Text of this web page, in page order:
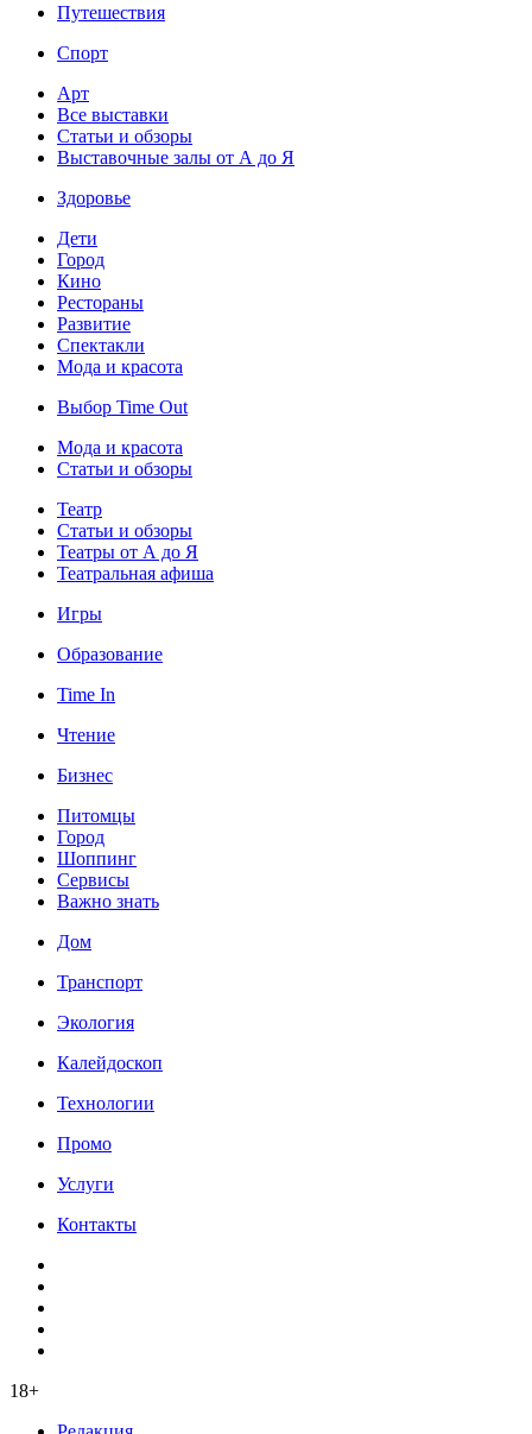
Путешествия
Спорт
Арт
Все выставки
Статьи и обзоры
Выставочные залы от А до Я
Здоровье
Дети
Город
Кино
Рестораны
Развитие
Спектакли
Мода и красота
Выбор Time Out
Мода и красота
Статьи и обзоры
Театр
Статьи и обзоры
Театры от А до Я
Театральная афиша
Игры
Образование
Time In
Чтение
Бизнес
Питомцы
Город
Шоппинг
Сервисы
Важно знать
Дом
Транспорт
Экология
Калейдоскоп
Технологии
Промо
Услуги
Контакты
18+